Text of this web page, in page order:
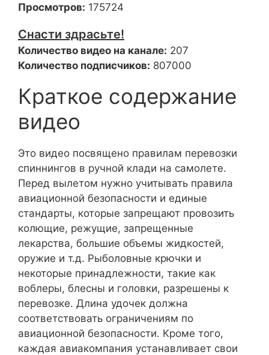
Просмотров: 175724
Снасти здрасьте!
Количество видео на канале: 207
Количество подписчиков: 807000
Краткое содержание
видео
Это видео посвящено правилам перевозки
спиннингов в ручной клади на самолете.
Перед вылетом нужно учитывать правила
авиационной безопасности и единые
стандарты, которые запрещают провозить
колющие, режущие, запрещенные
лекарства, большие объемы жидкостей,
оружие и т.д. Рыболовные крючки и
некоторые принадлежности, такие как
воблеры, блесны и головки, разрешены к
перевозке. Длина удочек должна
соответствовать ограничениям по
авиационной безопасности. Кроме того,
каждая авиакомпания устанавливает свои